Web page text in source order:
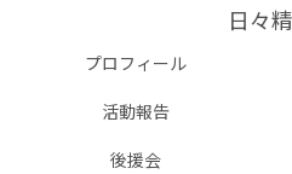
日々
プロフィール
活動報告
後援会